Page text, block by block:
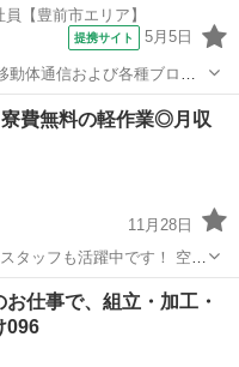
【豊前市エリア】
提携サイト 5月5日
動体通信および各種ブロー
的な業務内
加入やプラン変更の事務手続
費無料の軽作業◎月収
11月28日
ッフも活躍中です！ 空調
体への負担少なめ◎ ▼月
事内容 ・電子部品の検査 ...
お仕事で、組立・加工・
096